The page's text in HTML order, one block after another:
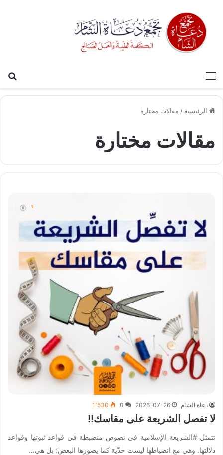
القائمة
الرئيسية / مقالات مختارة
مقالات مختارة
دعاة الشام 2026-07-26
0 1٬530
لا تفصل الشريعة على مقاسك!!
تتمثل #الشريعة_الإسلامية في نصوص منضبطة في قواعد ثبوتها وقواعد
دلالتها. وهي مع انضباطها ليست حدّية كما يصورها البعض؛ بل هي…